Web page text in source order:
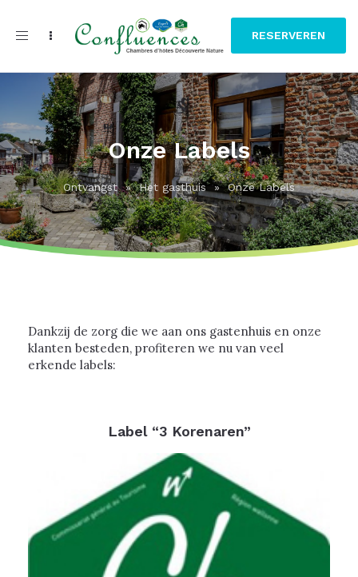
Toggle
RESERVEREN
Onze Labels
Ontvangst»Het gasthuis»Onze Labels
Dankzij de zorg die we aan ons gastenhuis en onze
klanten besteden, profiteren we nu van veel
erkende labels:
Label “3 Korenaren”